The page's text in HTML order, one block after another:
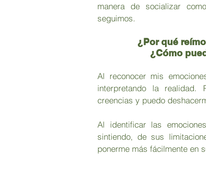
manera de socializar
seguimos.
¿Por qué
¿Cómo
Al reconocer mis
interpretando la
creencias y puedo
Al identificar las
sintiendo, de sus
ponerme más fácilmente en